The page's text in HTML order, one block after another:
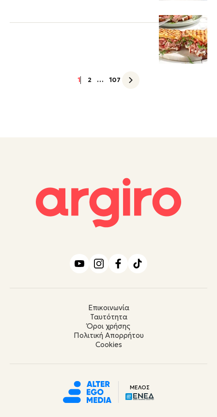
1 2 … 107
Επικοινωνία
Ταυτότητα
Όροι χρήσης
Πολιτική Απορρήτου
Cookies
ΜΕΛΟΣ